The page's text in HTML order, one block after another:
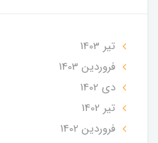
تير 1403
فروردین 1403
دی 1402
تير 1402
فروردین 1402